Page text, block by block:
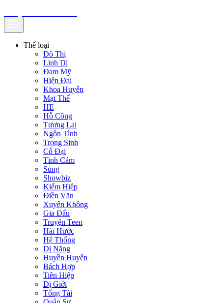
Thể loại
Đô Thị
Linh Dị
Đam Mỹ
Hiện Đại
Khoa Huyễn
Mạt Thế
HE
Hỗ Công
Tương Lai
Ngôn Tình
Trọng Sinh
Cổ Đại
Tình Cảm
Sủng
Showbiz
Kiếm Hiệp
Điền Văn
Xuyên Không
Gia Đấu
Truyện Teen
Hài Hước
Hệ Thống
Dị Năng
Huyền Huyễn
Bách Hợp
Tiên Hiệp
Dị Giới
Tổng Tài